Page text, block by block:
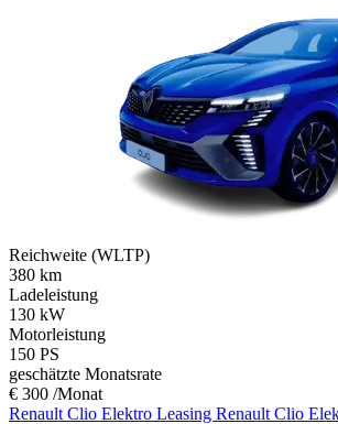
Reichweite (WLTP)
380 km
Ladeleistung
130 kW
Motorleistung
150 PS
geschätzte Monatsrate
€ 300 /Monat
Renault Clio Elektro Leasing Renault Clio